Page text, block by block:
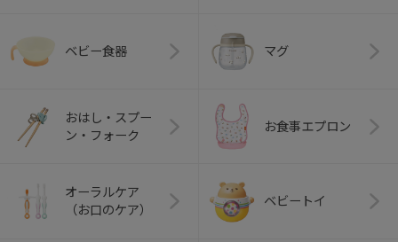
ベビー食器 マグ
おはし・スプー
ン・フォーク
お食事エプロン
オーラルケア
（お口のケア）
ベビートイ